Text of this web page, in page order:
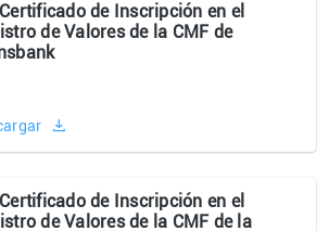
de Inscripción en el
de Valores de la CMF de
de Inscripción en el
de Valores de la CMF de la